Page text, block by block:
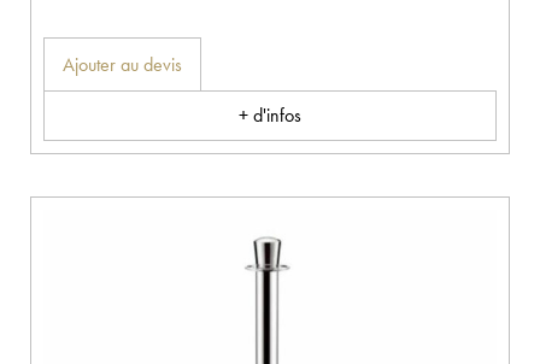
Ajouter au devis
+ d'infos